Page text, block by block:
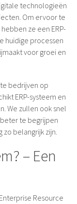
technologieën
Om ervoor te
ze een ERP-
huidige processen
voor groei en
bedrijven op
ERP-systeem en
We zullen ook snel
te begrijpen
belangrijk zijn.
– Een
Resource